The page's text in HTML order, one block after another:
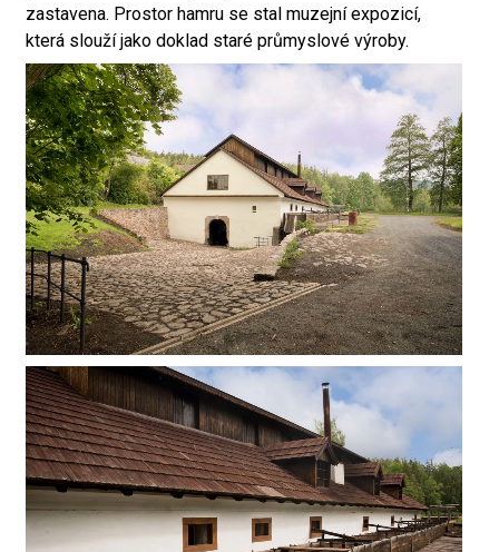
zastavena. Prostor hamru se stal muzejní expozicí,
která slouží jako doklad staré průmyslové výroby.